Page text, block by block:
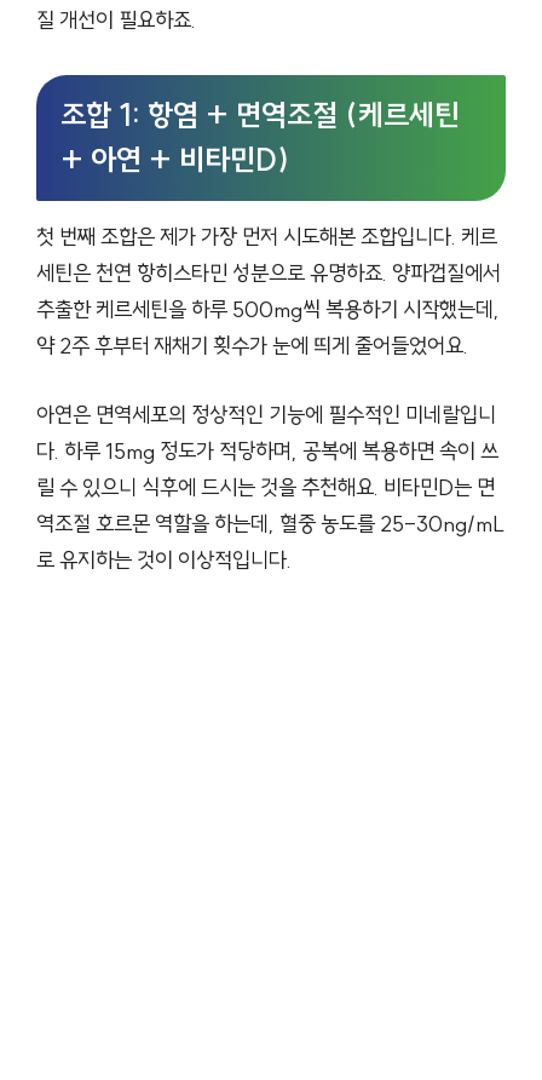
질 개선이 필요하죠.
조합 1: 항염 + 면역조절 (케르세틴
+ 아연 + 비타민D)
첫 번째 조합은 제가 가장 먼저 시도해본 조합입니다. 케르
세틴은 천연 항히스타민 성분으로 유명하죠. 양파껍질에서
추출한 케르세틴을 하루 500mg씩 복용하기 시작했는데,
약 2주 후부터 재채기 횟수가 눈에 띄게 줄어들었어요.
아연은 면역세포의 정상적인 기능에 필수적인 미네랄입니
다. 하루 15mg 정도가 적당하며, 공복에 복용하면 속이 쓰
릴 수 있으니 식후에 드시는 것을 추천해요. 비타민D는 면
역조절 호르몬 역할을 하는데, 혈중 농도를 25-30ng/mL
로 유지하는 것이 이상적입니다.